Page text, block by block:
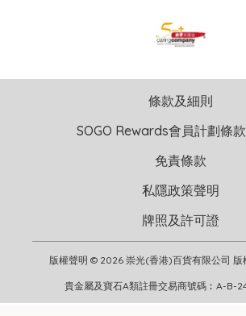
版權聲明 © 2026 崇光(香港)百貨有限公司 版
貴金屬及寶石A類註冊交易商號碼︰A-B-
條款及細則
SOGO Rewards會員計劃條
免責條款
私隱政策聲明
牌照及許可證